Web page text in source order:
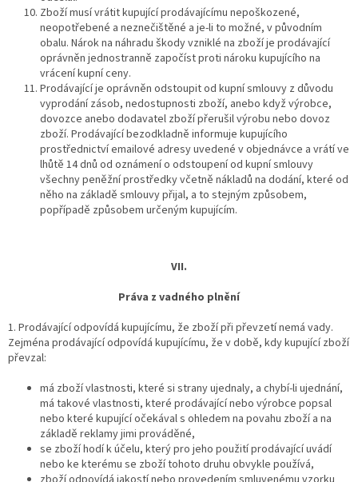
Zboží musí vrátit kupující prodávajícímu nepoškozené,
neopotřebené a neznečištěné a je-li to možné, v původním
obalu. Nárok na náhradu škody vzniklé na zboží je prodávající
oprávněn jednostranně započíst proti nároku kupujícího na
vrácení kupní ceny.
Prodávající je oprávněn odstoupit od kupní smlouvy z důvodu
vyprodání zásob, nedostupnosti zboží, anebo když výrobce,
dovozce anebo dodavatel zboží přerušil výrobu nebo dovoz
zboží. Prodávající bezodkladně informuje kupujícího
prostřednictví emailové adresy uvedené v objednávce a vrátí ve
lhůtě 14 dnů od oznámení o odstoupení od kupní smlouvy
všechny peněžní prostředky včetně nákladů na dodání, které od
něho na základě smlouvy přijal, a to stejným způsobem,
popřípadě způsobem určeným kupujícím.
VII.
Práva z vadného plnění
1. Prodávající odpovídá kupujícímu, že zboží při převzetí nemá vady.
Zejména prodávající odpovídá kupujícímu, že v době, kdy kupující zboží
převzal:
má zboží vlastnosti, které si strany ujednaly, a chybí-li ujednání,
má takové vlastnosti, které prodávající nebo výrobce popsal
nebo které kupující očekával s ohledem na povahu zboží a na
základě reklamy jimi prováděné,
se zboží hodí k účelu, který pro jeho použití prodávající uvádí
nebo ke kterému se zboží tohoto druhu obvykle používá,